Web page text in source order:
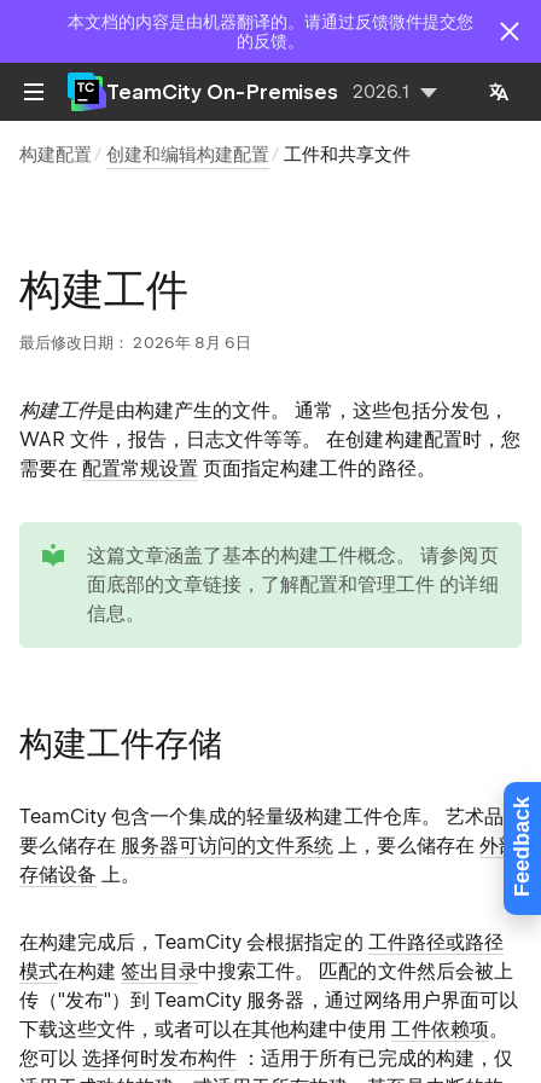
本文档的内容是由机器翻译的。请通过反馈微件提交您
的反馈。
Feedback
TeamCity On-Premises 2026.1
构建配置 创建和编辑构建配置 工件和共享文件
构建工件
最后修改日期： 2026年 8月 6日
构建工件是由构建产生的文件。 通常，这些包括分发包，
WAR 文件，报告，日志文件等等。 在创建构建配置时，您
需要在配置常规设置 页面指定构建工件的路径。
这篇文章涵盖了基本的构建工件概念。 请参阅页
面底部的文章链接，了解配置和管理工件 的详细
信息。
构建工件存储
TeamCity 包含一个集成的轻量级构建工件仓库。 艺术品
要么储存在 服务器可访问的文件系统 上，要么储存在 外部
存储设备 上。
在构建完成后，TeamCity 会根据指定的 工件路径或路径
模式在构建签出目录中搜索工件。 匹配的文件然后会被上
传（"发布"）到 TeamCity 服务器，通过网络用户界面可以
下载这些文件，或者可以在其他构建中使用工件依赖项。
您可以选择何时发布构件 ：适用于所有已完成的构建，仅